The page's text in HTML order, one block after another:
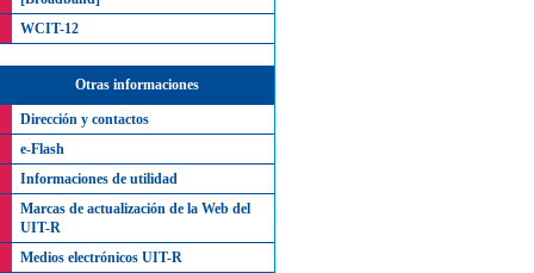
WCIT-12
Otras informaciones
Dirección y contactos
e-Flash
Informaciones de utilidad
Marcas de actualización de la Web del
UIT-R
Medios electrónicos UIT-R